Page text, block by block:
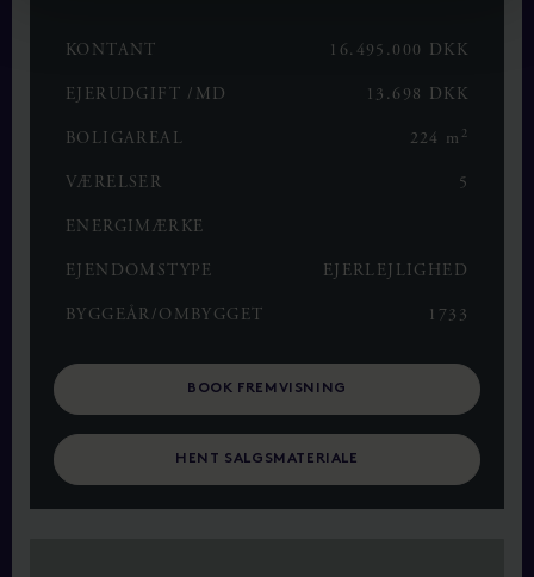
KONTANT 16.495.000 DKK
EJERUDGIFT /MD 13.698 DKK
BOLIGAREAL 224 m 2
VÆRELSER 5
ENERGIMÆRKE
EJENDOMSTYPE EJERLEJLIGHED
BYGGEÅR/OMBYGGET 1733
BOOK FREMVISNING
HENT SALGSMATERIALE